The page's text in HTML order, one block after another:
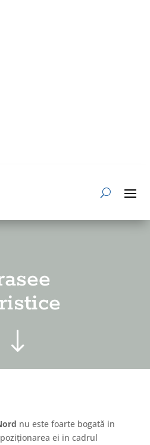
"
nu este foarte bogată in
ei in cadrul